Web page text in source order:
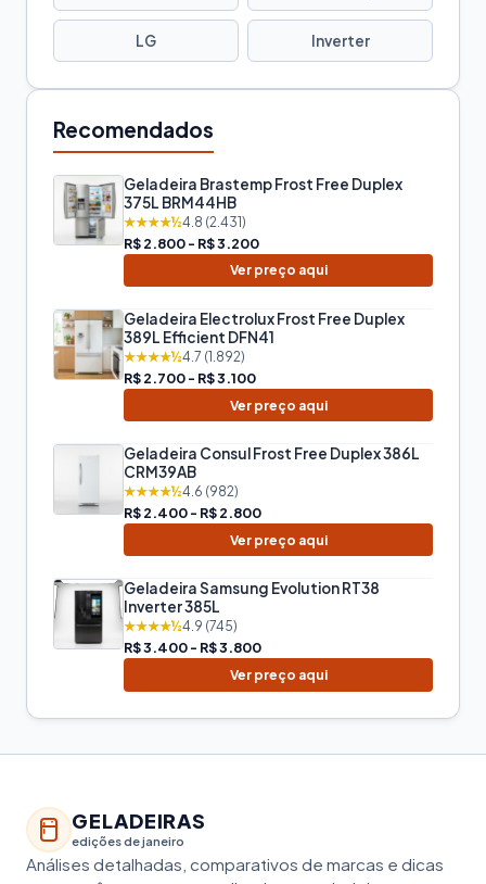
LG Inverter
Recomendados
Geladeira Brastemp Frost Free Duplex
375L BRM44HB
★★★★½4.8 (2.431)
R$ 2.800 - R$ 3.200
Ver preço aqui
Geladeira Electrolux Frost Free Duplex
389L Efficient DFN41
★★★★½4.7 (1.892)
R$ 2.700 - R$ 3.100
Ver preço aqui
Geladeira Consul Frost Free Duplex 386L
CRM39AB
★★★★½4.6 (982)
R$ 2.400 - R$ 2.800
Ver preço aqui
Geladeira Samsung Evolution RT38
Inverter 385L
★★★★½4.9 (745)
R$ 3.400 - R$ 3.800
Ver preço aqui
GELADEIRAS
edições de janeiro
Análises detalhadas, comparativos de marcas e dicas